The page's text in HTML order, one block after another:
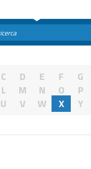
C D E F G
L M N O P
U V W X Y